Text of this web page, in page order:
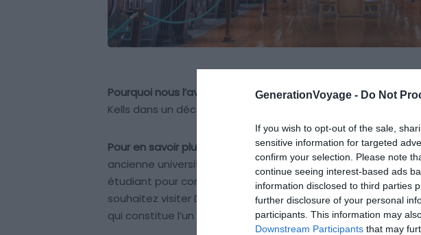
GenerationVoyage - Do Not
If you wish to opt-out of the sale,
sensitive information for targeted
confirm your selection. Please note
continue seeing interest-based ads
information disclosed to third parties
further disclosure of your personal
participants. This information may
Downstream Participants that may
Pourquoi nous l’avons sélectionné :La Old Library du Trinity
Kells dans un décor architectural parmi les plus
Pour en savoir plus :
Trinity College fut fondé en 1592 par la
ancienne université d’Irlande. Si vous parlez anglais, réservez
étudiant pour connaitre l’histoire du campus et de ses
souhaitez visiter Dublin, ne manquez pas le Livre de Kells, un
qui constitue l’un des trésors culturels les plus précieux du